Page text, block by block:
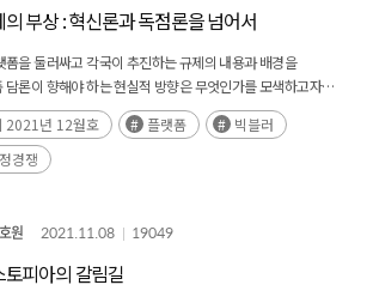
리 SW 인재양성에서 더 파격적인 성공작으로 알려진
스의 에꼴42와 같은 개방 SW 교육기관으로 대한민국에는
립되어 있다. 이노베이션아카데미는 학위과정이 아닌 순수한
을 목표로 설립된 교육 기관으로 현재 2년째 교육을
쉽게도 시작과 동시 에 코로나로 인한 대면 교육의
의 핵심 역량인 협업 능력을 키우는데 어려움을 겪고
인 협업 공간 기법들이 확대 보급되면서 SW 인재 양성의
된다. 어떤 분야든지 우수한 인재를 양성하기 위해서는
으로 잘 시행하는 것이 중요하다. 특히 언어나 논리적인
차근 반복적으로 학습을 해야 몸에 배고 익숙해진다.
터넷(Splinternet)의 부상으로 불리는 사이버 공간의 블록화
디지털 전환 시대에 글로벌 차원에서 드러나고 있는
. 이는 이전부터 제기되어 왔던 관념 이기는 하지만 최근
욱 가까워졌다는 평가가 제기되고 있다. 실제로 이러한
망의 분 할과 재편, 데이터 국지화, 이커머스와 핀테크
제도의 차이 등으로 입증되고 있다. 여태까지의 인터넷은
앞으로 출현할 인터넷은 국가별, 지역별로 분할된
가 될 가능성이 있다. 분할인터넷에 대한 논의의
가 있는 현상은 미중 디지털 플랫폼 경쟁의 가속화이다.
위한 공개SW 기반 조성에 힘써야 할 시점이다.
부상 : 혁신론과 독점론을 넘어서
폼을 둘러싸고 각국이 추진하는 규제의 내용과 배경을
담론이 향해야 하는 현실적 방향은 무엇인가를 모색하고자
견제하는 미국모델, 정부 통제를 중시하는 중국모델 그리고
조하는 유럽모델에서 선도국인 미국을 제외하고는
더불어 주권과 안보 등 국익 차원의 고려가 포함된 플랫폼
원에서 규제의 적용 범위를 좁히고, 규제의 초점도
는 방안이 현 단계에서 바람직할 것으로 보인다.
2021년 12월호 플랫폼
빅블러
경쟁
원 2021.11.08 19049
피아의 갈림길